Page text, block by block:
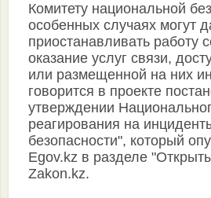
Комитету национальной
особенных случаях могут
приостанавливать работу
оказание услуг связи,
или размещенной на них
говорится в проекте
утверждении
реагирования на
безопасности", который
Egov.kz в разделе
Zakon.kz.